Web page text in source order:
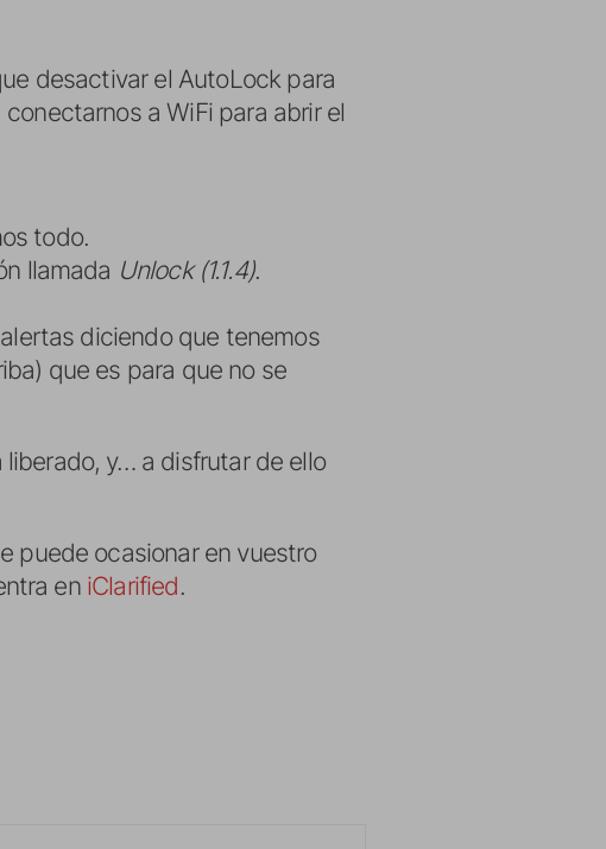
desactivar el AutoLock para
a WiFi para abrir el
todo.
llamada Unlock (1.1.4).
diciendo que tenemos
que es para que no se
y… a disfrutar de ello
puede ocasionar en vuestro
en iClarified.